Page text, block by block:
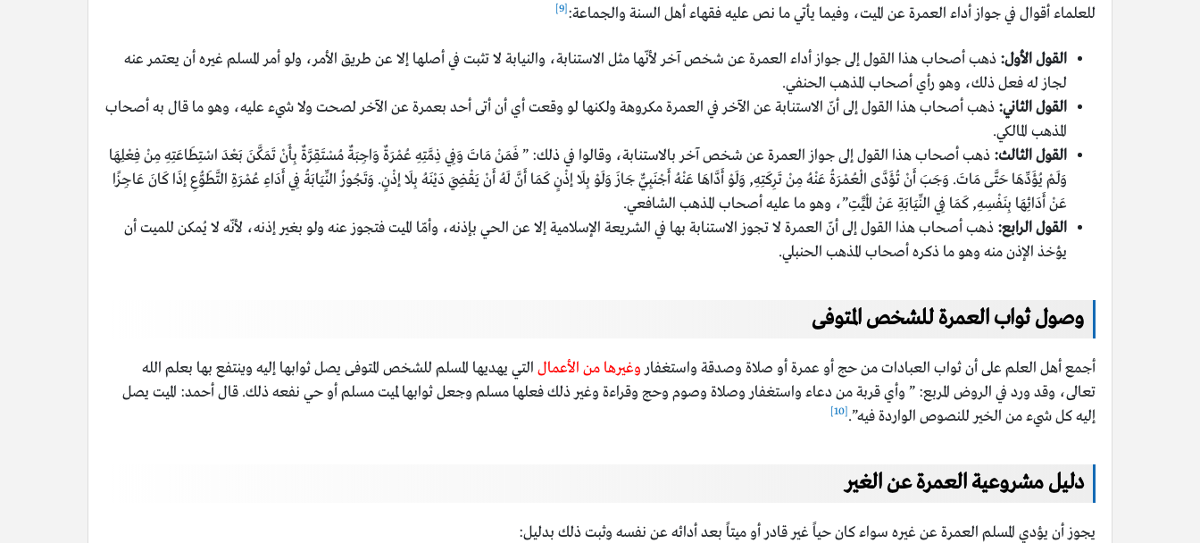
للعلماء أقوال في جواز أداء العمرة عن الميت، وفيما يأتي ما نص عليه فقهاء أهل السنة والجماعة:[9]
القول الأول: ذهب أصحاب هذا القول إلى جواز أداء العمرة عن شخص آخر لأنّها مثل الاستنابة، والنيابة لا تثبت في أصلها إلا عن طريق الأمر، ولو أمر المسلم غيره أن يعتمر عنه
لجاز له فعل ذلك، وهو رأي أصحاب المذهب الحنفي.
القول الثاني: ذهب أصحاب هذا القول إلى أنّ الاستنابة عن الآخر في العمرة مكروهة ولكنها لو وقعت أي أن أتى أحد بعمرة عن الآخر لصحت ولا شيء عليه، وهو ما قال به أصحاب
المذهب المالكي.
القول الثالث: ذهب أصحاب هذا القول إلى جواز العمرة عن شخص آخر بالاستنابة، وقالوا في ذلك: ” فَمَنْ مَاتَ وَفِي ذِمَّتِهِ عُمْرَةٌ وَاجِبَةٌ مُسْتَقِرَّةٌ بِأَنْ تَمَكَّنَ بَعْدَ اسْتِطَاعَتِهِ مِنْ فِعْلِهَا
وَلَمْ يُؤَدِّهَا حَتَّى مَاتَ. وَجَبَ أَنْ تُؤَدَّى الْعُمْرَةُ عَنْهُ مِنْ تَرِكَتِهِ, وَلَوْ أَدَّاهَا عَنْهُ أَجْنَبِيٌّ جَازَ وَلَوْ بِلَا إذْنٍ كَمَا أَنَّ لَهُ أَنْ يَقْضِيَ دَيْنَهُ بِلَا إذْنٍ. وَتَجُوزُ النِّيَابَةُ فِي أَدَاءِ عُمْرَةِ التَّطَوُّعِ إذَا كَانَ عَاجِزًا
عَنْ أَدَائِهَا بِنَفْسِهِ, كَمَا فِي النِّيَابَةِ عَنْ الْمَيِّتِ”، وهو ما عليه أصحاب المذهب الشافعي.
القول الرابع: ذهب أصحاب هذا القول إلى أنّ العمرة لا تجوز الاستنابة بها في الشريعة الإسلامية إلا عن الحي بإذنه، وأمّا الميت فتجوز عنه ولو بغير إذنه، لأنّه لا يُمكن للميت أن
يؤخذ الإذن منه وهو ما ذكره أصحاب المذهب الحنبلي.
وصول ثواب العمرة للشخص المتوفى
أجمع أهل العلم على أن ثواب العبادات من حج أو عمرة أو صلاة وصدقة واستغفار وغيرها من الأعمال التي يهديها المسلم للشخص المتوفى يصل ثوابها إليه وينتفع بها بعلم الله
تعالى، وقد ورد في الروض المربع: ” وأي قربة من دعاء واستغفار وصلاة وصوم وحج وقراءة وغير ذلك فعلها مسلم وجعل ثوابها لميت مسلم أو حي نفعه ذلك. قال أحمد: الميت يصل
إليه كل شيء من الخير للنصوص الواردة فيه”.[10]
دليل مشروعية العمرة عن الغير
يجوز أن يؤدي المسلم العمرة عن غيره سواء كان حياً غير قادر أو ميتاً بعد أدائه عن نفسه وثبت ذلك بدليل: